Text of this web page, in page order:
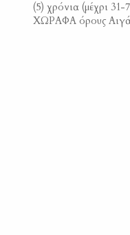
(5) χρόνια (μέχρι
ΧΩΡΑΦΑ όρους